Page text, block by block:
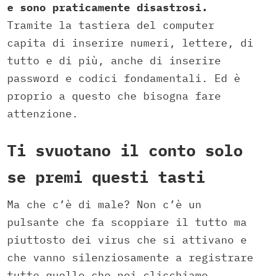
e sono praticamente disastrosi.
Tramite la tastiera del computer
capita di inserire numeri, lettere, di
tutto e di più, anche di inserire
password e codici fondamentali. Ed è
proprio a questo che bisogna fare
attenzione.
Ti svuotano il conto solo
se premi questi tasti
Ma che c’è di male? Non c’è un
pulsante che fa scoppiare il tutto ma
piuttosto dei virus che si attivano e
che vanno silenziosamente a registrare